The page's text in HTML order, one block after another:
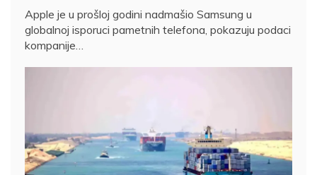
Apple je u prošloj godini nadmašio Samsung u
globalnoj isporuci pametnih telefona, pokazuju podaci
kompanije…